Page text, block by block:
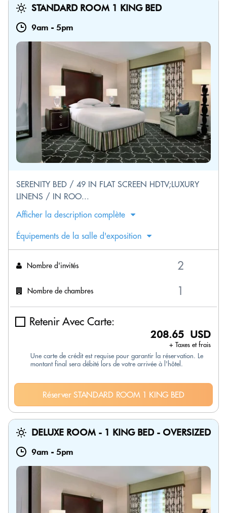
STANDARD ROOM 1 KING BED
9am - 5pm
SERENITY BED / 49 IN FLAT SCREEN HDTV;LUXURY
LINENS / IN ROO...
Afficher la description complète
Équipements de la salle d'exposition
Nombre d'invités
Nombre de chambres
Retenir Avec Carte:
208.65 USD
+ Taxes et frais
Une carte de crédit est requise pour garantir la réservation. Le
montant final sera débité lors de votre arrivée à l'hôtel.
Réserver STANDARD ROOM 1 KING BED
DELUXE ROOM - 1 KING BED - OVERSIZED
9am - 5pm